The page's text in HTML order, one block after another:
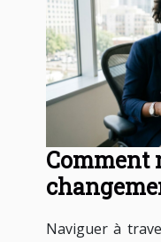
Comment
Naviguer à